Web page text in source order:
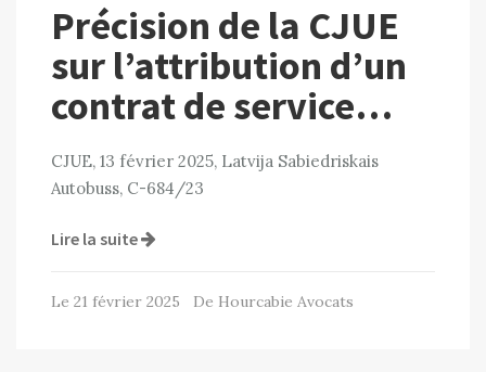
Précision de la CJUE
sur l’attribution d’un
contrat de service…
CJUE, 13 février 2025, Latvija Sabiedriskais
Autobuss, C-684/23
Lire la suite
Le 21 février 2025 De Hourcabie Avocats